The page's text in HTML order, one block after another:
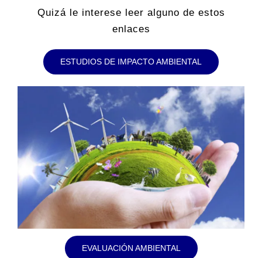
Quizá le interese leer alguno de estos
enlaces
ESTUDIOS DE IMPACTO AMBIENTAL
EVALUACIÓN AMBIENTAL